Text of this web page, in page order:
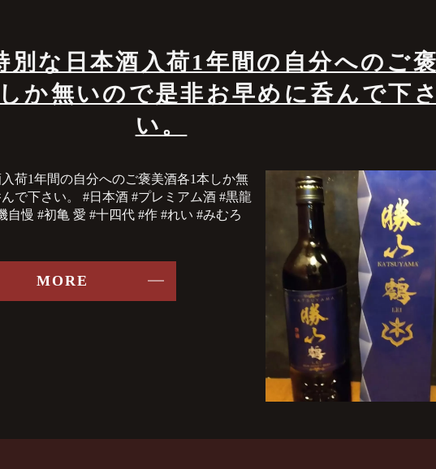
別な日本酒入荷️1年間の自分へのご褒
か無いので是非お早めに呑んで下さ
い。
荷️1年間の自分へのご褒美酒️各1本しか無
で下さい。 #日本酒 #プレミアム酒 #黒龍
自慢 #初亀 愛 #十四代 #作 #れい #みむろ
MORE